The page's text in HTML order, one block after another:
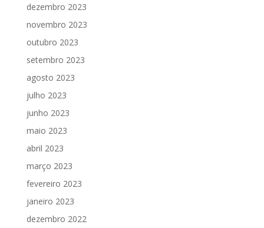
dezembro 2023
novembro 2023
outubro 2023
setembro 2023
agosto 2023
julho 2023
junho 2023
maio 2023
abril 2023
março 2023
fevereiro 2023
janeiro 2023
dezembro 2022